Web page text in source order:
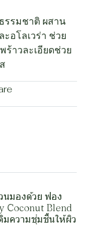
รรมชาติ ผสาน
อโลเวร่า ช่วย
าวละเอียดช่วย
นมองด้วย ฟอง
Coconut Blend
มความชุ่มชื้นให้ผิว